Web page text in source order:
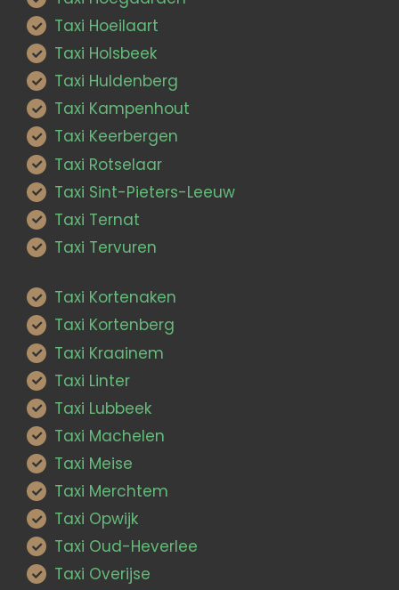
Taxi Hoeilaart
Taxi Holsbeek
Taxi Huldenberg
Taxi Kampenhout
Taxi Keerbergen
Taxi Rotselaar
Taxi Sint-Pieters-Leeuw
Taxi Ternat
Taxi Tervuren
Taxi Kortenaken
Taxi Kortenberg
Taxi Kraainem
Taxi Linter
Taxi Lubbeek
Taxi Machelen
Taxi Meise
Taxi Merchtem
Taxi Opwijk
Taxi Oud-Heverlee
Taxi Overijse